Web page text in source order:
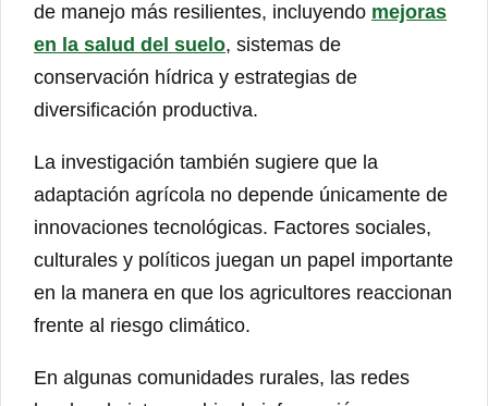
de manejo más resilientes, incluyendo mejoras
en la salud del suelo, sistemas de
conservación hídrica y estrategias de
diversificación productiva.
La investigación también sugiere que la
adaptación agrícola no depende únicamente de
innovaciones tecnológicas. Factores sociales,
culturales y políticos juegan un papel importante
en la manera en que los agricultores reaccionan
frente al riesgo climático.
En algunas comunidades rurales, las redes